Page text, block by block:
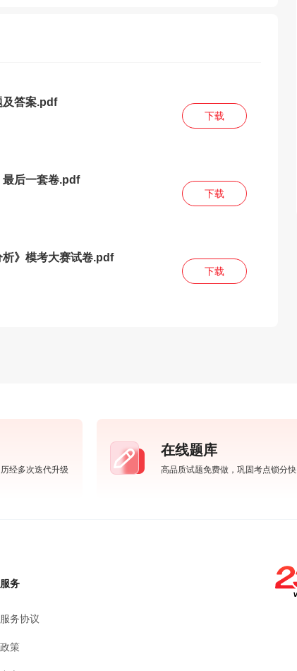
及答案.pdf
下载
最后一套卷.pdf
下载
》模考大赛试卷.pdf
下载
经多次迭代升级
在线题库
高品质试题免费做，巩固考点锁分快
务
务协议
策